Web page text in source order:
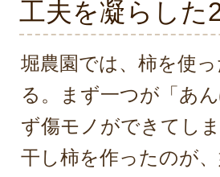
工夫を凝らした
堀農園では、柿を使
る。まず一つが「あ
ず傷モノができてし
干し柿を作ったのが